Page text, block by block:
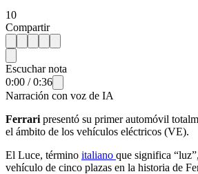
10
Compartir
Escuchar nota
0:00 /0:36
Narración con voz de IA
Ferrari presentó su primer automóvil
el ámbito de los vehículos eléctricos (VE).
El Luce, término italiano que significa
vehículo de cinco plazas en la historia de